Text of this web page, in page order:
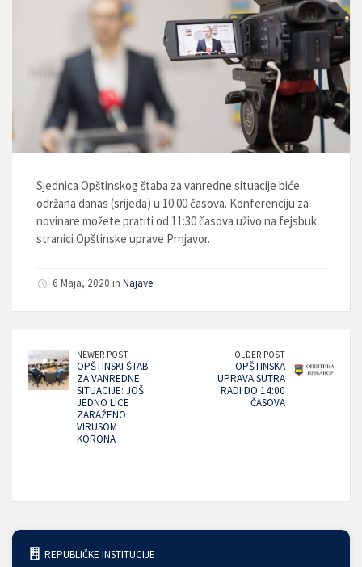
Sjednica Opštinskog štaba za vanredne situacije biće
održana danas (srijeda) u 10:00 časova. Konferenciju za
novinare možete pratiti od 11:30 časova uživo na fejsbuk
stranici Opštinske uprave Prnjavor.
6 Maja, 2020 in Najave
NEWER POST
OPŠTINSKI ŠTAB
ZA VANREDNE
SITUACIJE: JOŠ
JEDNO LICE
ZARAŽENO
VIRUSOM
KORONA
OLDER POST
OPŠTINSKA
UPRAVA SUTRA
RADI DO 14:00
ČASOVA
REPUBLIČKE INSTITUCIJE